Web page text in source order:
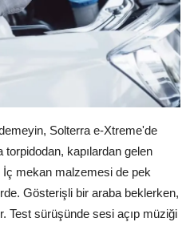
Solterra e-Xtreme'de
kapılardan gelen
İç mekan malzemesi de pek
Gösterişli bir araba beklerken,
Test sürüşünde sesi açıp müziği